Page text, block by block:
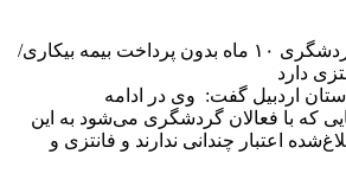
اردبیل گفت: وی در ادامه
که با فعالان گردشگری می‌شود به این
اعتبار چندانی ندارند و فانتزی و